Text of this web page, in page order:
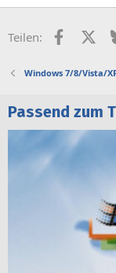
Teilen: X
Windows 7/8/Vista/
Passend zum